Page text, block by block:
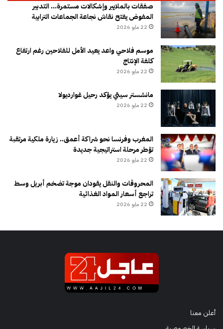
صفقات بالملايير وإشكالات مستمرة… التدبير
المفوض يفتح نقاش نجاعة الجماعات الترابية
22 مايو 2026
موسم فلاحي واعد يعيد الأمل للفلاحين رغم ارتفاع
كلفة الإنتاج
22 مايو 2026
مانشستر سيتي يؤكد رحيل غوارديولا
22 مايو 2026
المغرب وفرنسا نحو شراكة أعمق.. زيارة ملكية مرتقبة
تؤطر مرحلة استراتيجية جديدة
22 مايو 2026
المحروقات والنقل يقودان موجة تضخم أبريل وسط
تراجع أسعار المواد الغذائية
22 مايو 2026
أعلن معنا